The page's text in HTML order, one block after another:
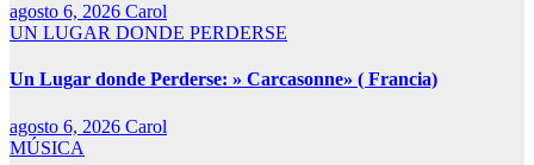
agosto 6, 2026 Carol
UN LUGAR DONDE PERDERSE
Un Lugar donde Perderse: » Carcasonne» ( Francia)
agosto 6, 2026 Carol
MÚSICA